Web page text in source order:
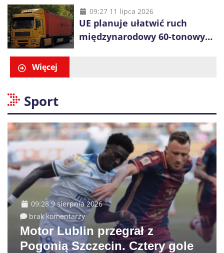
vouchery
09:27 11 lipca 2026
UE planuje ułatwić ruch
międzynarodowy 60-tonowych
Więcej
Sport
09:28 9 sierpnia 2026
brak komentarzy
Motor Lublin przegrał z
Pogonią Szczecin. Cztery gole